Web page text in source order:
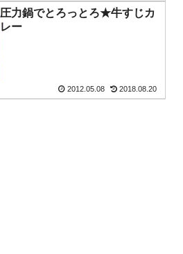
圧力鍋でとろっとろ★牛すじカ
レー
2012.05.08 2018.08.20